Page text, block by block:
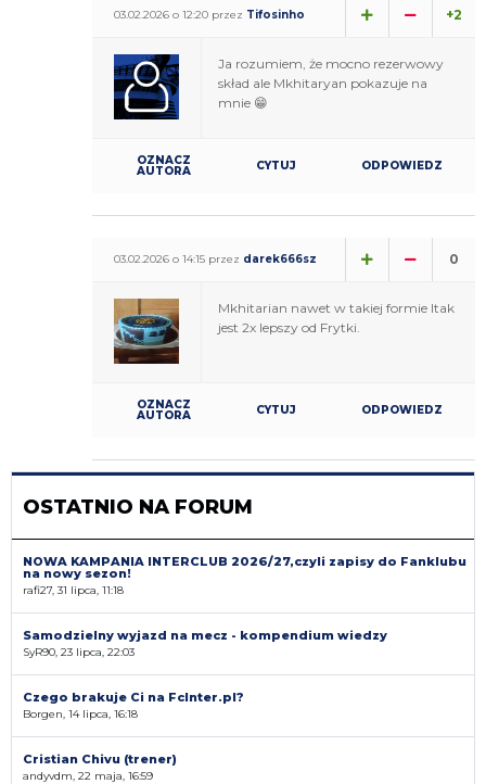
03.02.2026 o 12:20 przez Tifosinho +2
Ja rozumiem, że mocno rezerwowy
skład ale Mkhitaryan pokazuje na
mnie 😁
OZNACZ
AUTORA CYTUJ ODPOWIEDZ
03.02.2026 o 14:15 przez darek666sz 0
Mkhitarian nawet w takiej formie Itak
jest 2x lepszy od Frytki.
OZNACZ
AUTORA CYTUJ ODPOWIEDZ
OSTATNIO NA FORUM
NOWA KAMPANIA INTERCLUB 2026/27,czyli zapisy do Fanklubu
na nowy sezon!
rafi27, 31 lipca, 11:18
Samodzielny wyjazd na mecz - kompendium wiedzy
SyR90, 23 lipca, 22:03
Czego brakuje Ci na FcInter.pl?
Borgen, 14 lipca, 16:18
Cristian Chivu (trener)
andyvdm, 22 maja, 16:59